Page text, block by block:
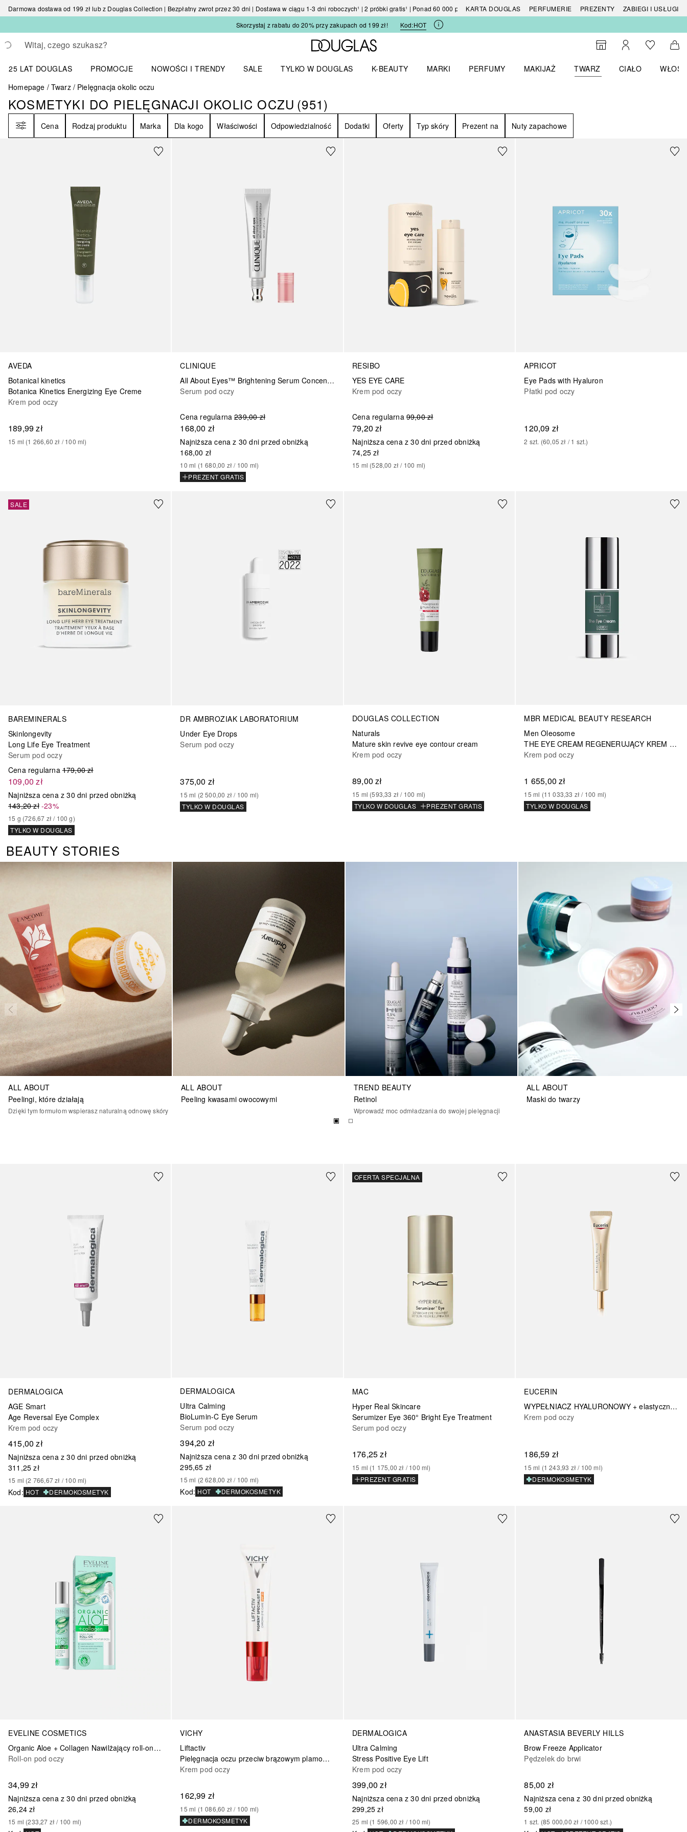
Darmowa dostawa od 199 zł lub z Douglas Collection | Bezpłatny zwrot przez 30 dni | Dostawa w ciągu 1-3 dni roboczych¹ | 2 próbki gratis¹ | Ponad 60 000 produktówKARTA DOUGLAS PERFUMERIE PREZENTY
ZABIEGI I USŁUGI
Skorzystaj z rabatu do 20% przy zakupach od 199 zł!
Kod:HOT
Wracać
Wykonaj wyszukiwanie
Strona główna Douglas
Do wyszukiwarki
Moje kontoDo listyDo
25 LAT DOUGLAS
PROMOCJE
NOWOŚCI I TRENDY
SALE
TYLKO W DOUGLAS
K-BEAUTY
MARKI
PERFUMY
MAKIJAŻ
Otwórz menu Makijaż
TWARZ
Otwórz menu Twarz
CIAŁO
WŁOSY
Homepage Twarz Pielęgnacja okolic oczu
KOSMETYKI DO PIELĘGNACJI OKOLIC OCZU951WYNIKI
KOSMETYKI DO PIELĘGNACJI OKOLIC OCZU (951)
Cena Rodzaj produktu Marka Dla kogo Właściwości Odpowiedzialność Dodatki Oferty Typ skóry Prezent na Nuty zapachowe
AVEDA
Botanical kinetics
Botanica Kinetics Energizing Eye Creme
Krem pod oczy
189,99 zł
15 ml (1 266,60 zł / 100 ml)
Sponsorowany
CLINIQUE
All About Eyes™ Brightening Serum Concentrate
Serum pod oczy
Cena regularna 239,00 zł
168,00 zł
Najniższa cena z 30 dni przed obniżką
168,00 zł
10 ml (1 680,00 zł / 100 ml)
PREZENT GRATIS
Sponsorowany
RESIBO
YES EYE CARE
Krem pod oczy
Cena regularna 99,00 zł
79,20 zł
Najniższa cena z 30 dni przed obniżką
74,25 zł
15 ml (528,00 zł / 100 ml)
APRICOT
Eye Pads with Hyaluron
Płatki pod oczy
120,09 zł
2 szt. (60,05 zł / 1 szt.)
BAREMINERALS
Skinlongevity
Long Life Eye Treatment
Serum pod oczy
Cena regularna 179,00 zł
109,00 zł
Najniższa cena z 30 dni przed obniżką
143,20 zł-23%
15 g (726,67 zł / 100 g)
TYLKO W DOUGLAS
SALE
DR AMBROZIAK LABORATORIUM
Under Eye Drops
Serum pod oczy
375,00 zł
15 ml (2 500,00 zł / 100 ml)
TYLKO W DOUGLAS
DOUGLAS COLLECTION
Naturals
Mature skin revive eye contour cream
Krem pod oczy
89,00 zł
15 ml (593,33 zł / 100 ml)
TYLKO W DOUGLAS
PREZENT GRATIS
MBR MEDICAL BEAUTY RESEARCH
Men Oleosome
THE EYE CREAM REGENERUJĄCY KREM POD OCZY
Krem pod oczy
1 655,00 zł
15 ml (11 033,33 zł / 100 ml)
TYLKO W DOUGLAS
BEAUTY STORIES
Pomiń
ALL ABOUT
Peelingi, które działają
Dzięki tym formułom wspierasz naturalną odnowę skóry
ALL ABOUT
Peeling kwasami owocowymi
TREND BEAUTY
Retinol
Wprowadź moc odmładzania do swojej pielęgnacji
ALL ABOUT
Maski do twarzy
DERMALOGICA
AGE Smart
Age Reversal Eye Complex
Krem pod oczy
415,00 zł
Najniższa cena z 30 dni przed obniżką
311,25 zł
15 ml (2 766,67 zł / 100 ml)
Kod: HOT DERMOKOSMETYK
DERMALOGICA
Ultra Calming
BioLumin-C Eye Serum
Serum pod oczy
394,20 zł
Najniższa cena z 30 dni przed obniżką
295,65 zł
15 ml (2 628,00 zł / 100 ml)
Kod: HOT DERMOKOSMETYK
MAC
Hyper Real Skincare
Serumizer Eye 360° Bright Eye Treatment
Serum pod oczy
176,25 zł
15 ml (1 175,00 zł / 100 ml)
PREZENT GRATIS
OFERTA SPECJALNA
EUCERIN
WYPEŁNIACZ HYALURONOWY + elastyczność konturu oka
Krem pod oczy
186,59 zł
15 ml (1 243,93 zł / 100 ml)
DERMOKOSMETYK
EVELINE COSMETICS
Organic Aloe + Collagen Nawilżający roll-on modelujący kontur oczu
Roll-on pod oczy
34,99 zł
Najniższa cena z 30 dni przed obniżką
26,24 zł
15 ml (233,27 zł / 100 ml)
VICHY
Liftactiv
Pielęgnacja oczu przeciw brązowym plamom SPF 50+
Krem pod oczy
162,99 zł
15 ml (1 086,60 zł / 100 ml)
DERMOKOSMETYK
DERMALOGICA
Ultra Calming
Stress Positive Eye Lift
Krem pod oczy
399,00 zł
Najniższa cena z 30 dni przed obniżką
299,25 zł
25 ml (1 596,00 zł / 100 ml)
ANASTASIA BEVERLY HILLS
Brow Freeze Applicator
Pędzelek do brwi
85,00 zł
Najniższa cena z 30 dni przed obniżką
59,00 zł
1 szt. (85 000,00 zł / 1000 szt.)